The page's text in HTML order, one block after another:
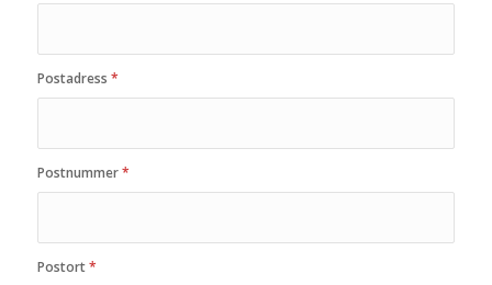
Postadress *
Postnummer*
Postort*